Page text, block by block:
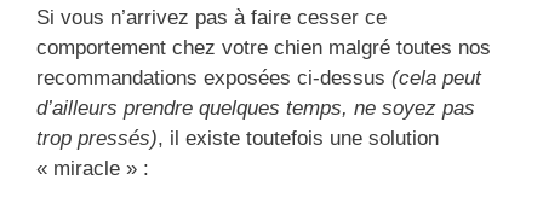
Si vous n’arrivez pas à faire cesser ce
comportement chez votre chien malgré toutes nos
recommandations exposées ci-dessus (cela peut
d’ailleurs prendre quelques temps, ne soyez pas
trop pressés), il existe toutefois une solution
« miracle » :